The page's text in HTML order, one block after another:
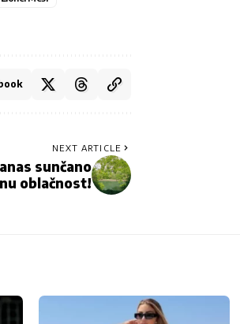
NEXT ARTICLE
sunčano
oblačnost!